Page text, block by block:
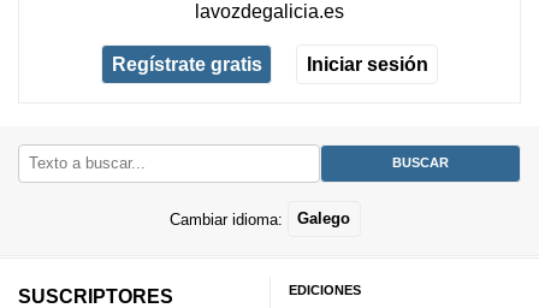
lavozdegalicia.es
Regístrate gratis Iniciar sesión
Cambiar idioma: Galego
SUSCRIPTORES
EDICIONES